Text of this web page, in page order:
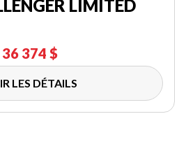
LIMITED
36 374 $
LES DÉTAILS